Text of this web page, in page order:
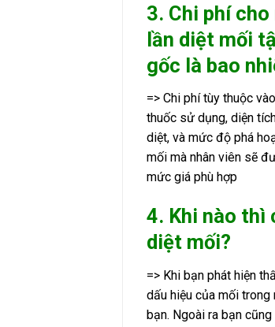
3. Chi phí
lần diệt mối
gốc là bao
=> Chi phí tùy thuộc
thuốc sử dụng, diện
diệt, và mức độ phá
mối mà nhân viên sẽ
mức giá phù hợp
4. Khi nào thì
diệt mối?
=> Khi bạn phát hiện
dấu hiệu của mối trong
bạn. Ngoài ra bạn cũng